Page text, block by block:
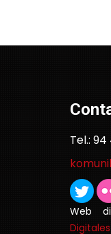
Tel.: 94
Web
Digitales